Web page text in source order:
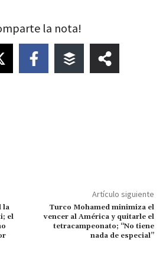
la nota!
la
el
Artículo siguiente
Turco Mohamed minimiza el
vencer al América y quitarle el
tetracampeonato; “No tiene
nada de especial”